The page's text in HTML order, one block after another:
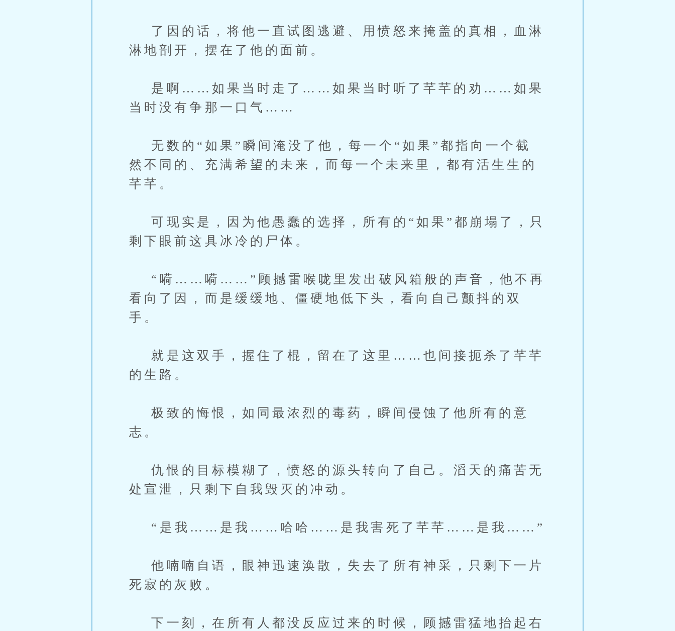
了因的话，将他一直试图逃避、用愤怒来掩盖的真相，血淋
淋地剖开，摆在了他的面前。
是啊……如果当时走了……如果当时听了芊芊的劝……如果
当时没有争那一口气……
无数的“如果”瞬间淹没了他，每一个“如果”都指向一个截
然不同的、充满希望的未来，而每一个未来里，都有活生生的
芊芊。
可现实是，因为他愚蠢的选择，所有的“如果”都崩塌了，只
剩下眼前这具冰冷的尸体。
“嗬……嗬……”顾撼雷喉咙里发出破风箱般的声音，他不再
看向了因，而是缓缓地、僵硬地低下头，看向自己颤抖的双
手。
就是这双手，握住了棍，留在了这里……也间接扼杀了芊芊
的生路。
极致的悔恨，如同最浓烈的毒药，瞬间侵蚀了他所有的意
志。
仇恨的目标模糊了，愤怒的源头转向了自己。滔天的痛苦无
处宣泄，只剩下自我毁灭的冲动。
“是我……是我……哈哈……是我害死了芊芊……是我……”
他喃喃自语，眼神迅速涣散，失去了所有神采，只剩下一片
死寂的灰败。
下一刻，在所有人都没反应过来的时候，顾撼雷猛地抬起右